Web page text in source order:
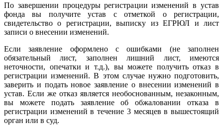
По завершении процедуры регистрации изменений в устав
фонда вы получите устав с отметкой о регистрации,
свидетельство о регистрации, выписку из ЕГРЮЛ и лист
записи о внесении изменений.
Если заявление оформлено с ошибками (не заполнен
обязательный лист, заполнен лишний лист, имеются
неточности, опечатки и т.д.), вы можете получить отказ в
регистрации изменений. В этом случае нужно подготовить,
заверить и подать новое заявление о внесении изменений в
устав. Если же отказ является необоснованным, незаконным,
вы можете подать заявление об обжаловании отказа в
регистрации изменений в течение 3 месяцев в вышестоящий
орган или в суд.